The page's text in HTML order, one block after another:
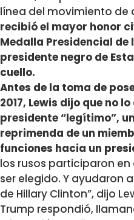
línea del movimiento de
recibió el mayor honor
Medalla Presidencial de
presidente negro de
cuello.
Antes de la toma de
2017, Lewis dijo que no
presidente “legítimo”,
reprimenda de un
funciones hacia un
los rusos participaron
ser elegido. Y ayudaron
de Hillary Clinton”, dijo
Trump respondió,